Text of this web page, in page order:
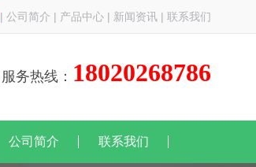
| 公司简介 | 产品中心 | 新闻资讯 | 联系我们
服务热线： 18020268786
公司简介 联系我们